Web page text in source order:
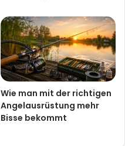
Wie man mit der richtigen
Angelausrüstung mehr
Bisse bekommt